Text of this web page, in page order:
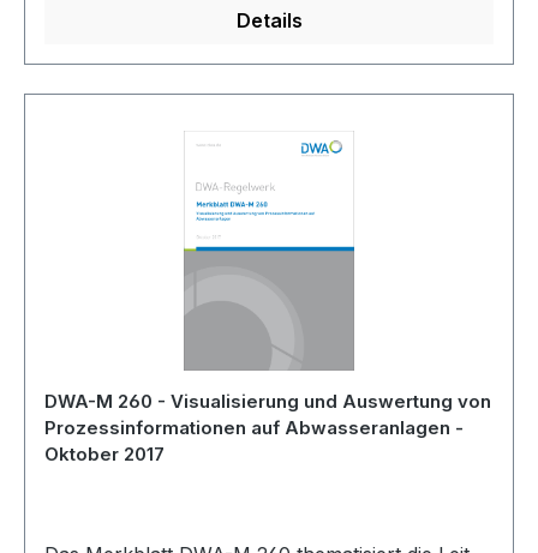
Der Teil 1 der Merkblattreihe DWA-M 256
Prozessmesstechnik auf Kläranlagen.
Details
DWA-M 260 - Visualisierung und Auswertung von
Prozessinformationen auf Abwasseranlagen -
Oktober 2017